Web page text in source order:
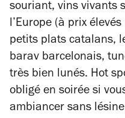
souriant, vins vivants
l’Europe (à prix
petits plats catalans,
barav barcelonais,
très bien lunés. Hot
obligé en soirée si
ambiancer sans